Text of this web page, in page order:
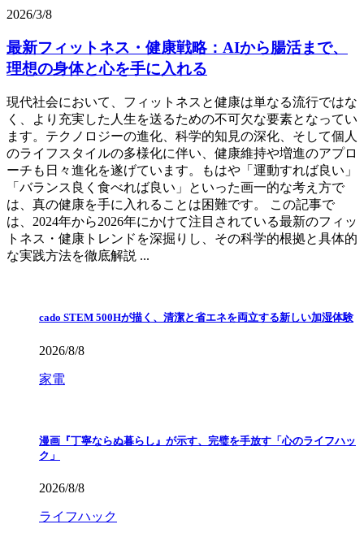
2026/3/8
最新フィットネス・健康戦略：AIから腸活まで、
理想の身体と心を手に入れる
現代社会において、フィットネスと健康は単なる流行ではな
く、より充実した人生を送るための不可欠な要素となってい
ます。テクノロジーの進化、科学的知見の深化、そして個人
のライフスタイルの多様化に伴い、健康維持や増進のアプロ
ーチも日々進化を遂げています。もはや「運動すれば良い」
「バランス良く食べれば良い」といった画一的な考え方で
は、真の健康を手に入れることは困難です。 この記事で
は、2024年から2026年にかけて注目されている最新のフィッ
トネス・健康トレンドを深掘りし、その科学的根拠と具体的
な実践方法を徹底解説 ...
cado STEM 500Hが描く、清潔と省エネを両立する新しい加湿体験
2026/8/8
家電
漫画『丁寧ならぬ暮らし』が示す、完璧を手放す「心のライフハッ
ク」
2026/8/8
ライフハック